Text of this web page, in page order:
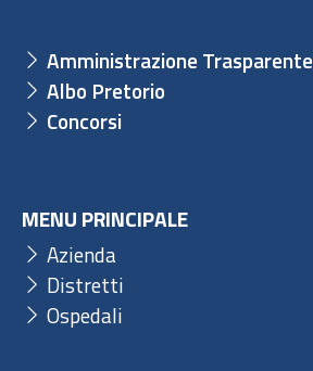
Amministrazione Trasparente
Albo Pretorio
Concorsi
MENU PRINCIPALE
Azienda
Distretti
Ospedali